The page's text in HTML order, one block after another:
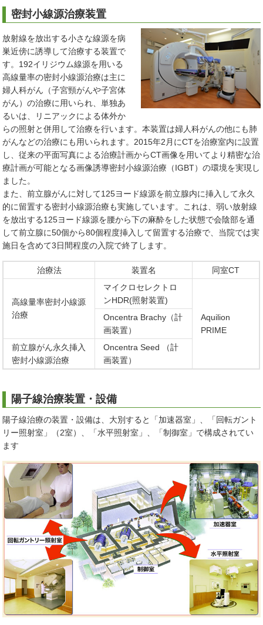
密封小線源治療装置
放射線を放出する小さな線源を病
巣近傍に誘導して治療する装置で
す。192イリジウム線源を用いる
高線量率の密封小線源治療は主に
婦人科がん（子宮頸がんや子宮体
がん）の治療に用いられ、単独あ
るいは、リニアックによる体外か
らの照射と併用して治療を行います。本装置は婦人科がんの他にも肺
がんなどの治療にも用いられます。2015年2月にCTを治療室内に設置
し、従来の平面写真による治療計画からCT画像を用いてより精密な治
療計画が可能となる画像誘導密封小線源治療（IGBT）の環境を実現し
ました。
また、前立腺がんに対して125ヨード線源を前立腺内に挿入して永久
的に留置する密封小線源治療も実施しています。これは、弱い放射線
を放出する125ヨード線源を腰から下の麻酔をした状態で会陰部を通
して前立腺に50個から80個程度挿入して留置する治療で、当院では実
施日を含めて3日間程度の入院で終了します。
治療法 装置名 同室CT
高線量率密封小線源
治療
マイクロセレクトロ
ンHDR(照射装置)
Aquilion
PRIME
Oncentra Brachy（計
画装置）
前立腺がん永久挿入
密封小線源治療
Oncentra Seed （計
画装置）
陽子線治療装置・設備
陽子線治療の装置・設備は、大別すると「加速器室」、「回転ガント
リー照射室」（2室）、「水平照射室」、「制御室」で構成されてい
ます